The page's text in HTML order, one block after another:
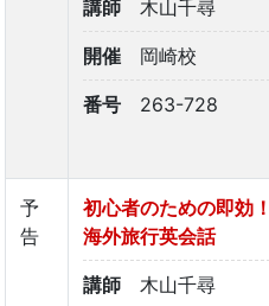
講師 木山千尋
開催 岡崎校
番号 263-728
予
告
初心者のための即効！
海外旅行英会話
講師 木山千尋